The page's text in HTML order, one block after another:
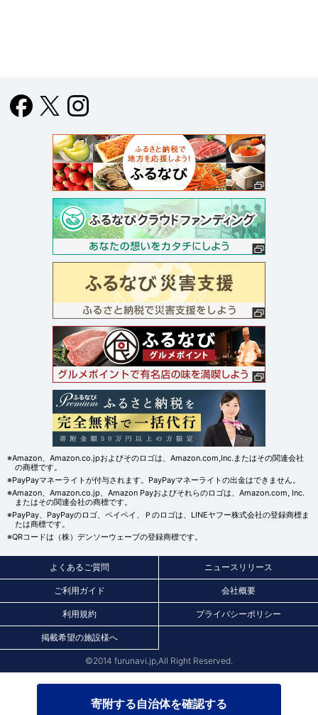
寄附する自治体を確認する
※Amazon、Amazon.co.jpおよびそのロゴは、Amazon.com,Inc.またはその関連会社
の商標です。
※PayPayマネーライトが付与されます。PayPayマネーライトの出金はできません。
※Amazon、Amazon.co.jp、Amazon Payおよびそれらのロゴは、Amazon.com, Inc.
またはその関連会社の商標です。
※PayPay、PayPayのロゴ、ペイペイ、Ｐのロゴは、LINEヤフー株式会社の登録商標ま
たは商標です。
※QRコードは（株）デンソーウェーブの登録商標です。
よくあるご質問 ニュースリリース
ご利用ガイド 会社概要
利用規約 プライバシーポリシー
掲載希望の施設様へ
©2014 furunavi.jp,All Right Reserved.